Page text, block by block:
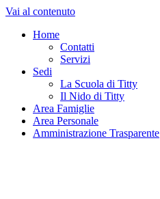
Vai al contenuto
Home
Contatti
Servizi
Sedi
La Scuola di Titty
Il Nido di Titty
Area Famiglie
Area Personale
Amministrazione Trasparente